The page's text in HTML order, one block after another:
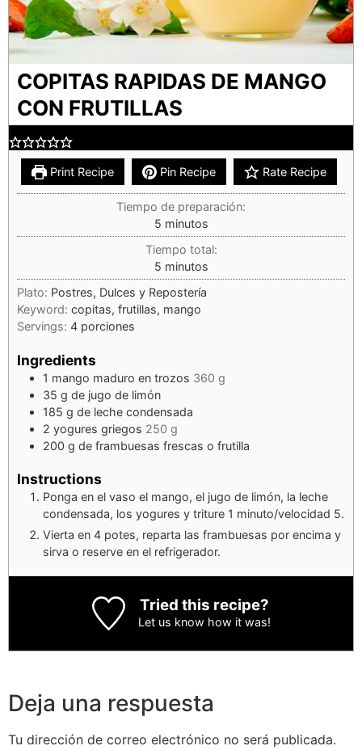
COPITAS RAPIDAS DE MANGO
CON FRUTILLAS
Print Recipe Pin Recipe Rate Recipe
Tiempo de preparación:
5 minutos
Tiempo total:
5 minutos
Plato: Postres, Dulces y Repostería
Keyword: copitas, frutillas, mango
Servings: 4 porciones
Ingredients
1 mango maduro en trozos 360 g
35 g de jugo de limón
185 g de leche condensada
2 yogures griegos 250 g
200 g de frambuesas frescas o frutilla
Instructions
Ponga en el vaso el mango, el jugo de limón, la leche
condensada, los yogures y triture 1 minuto/velocidad 5.
Vierta en 4 potes, reparta las frambuesas por encima y
sirva o reserve en el refrigerador.
Tried this recipe?
Let us know how it was!
Deja una respuesta
Tu dirección de correo electrónico no será publicada.